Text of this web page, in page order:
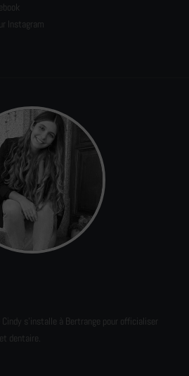
Instagram
s'installe à Bertrange pour officialiser
dentaire.